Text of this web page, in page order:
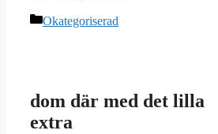
Kategorier
Okategoriserad
dom där med det lilla
extra